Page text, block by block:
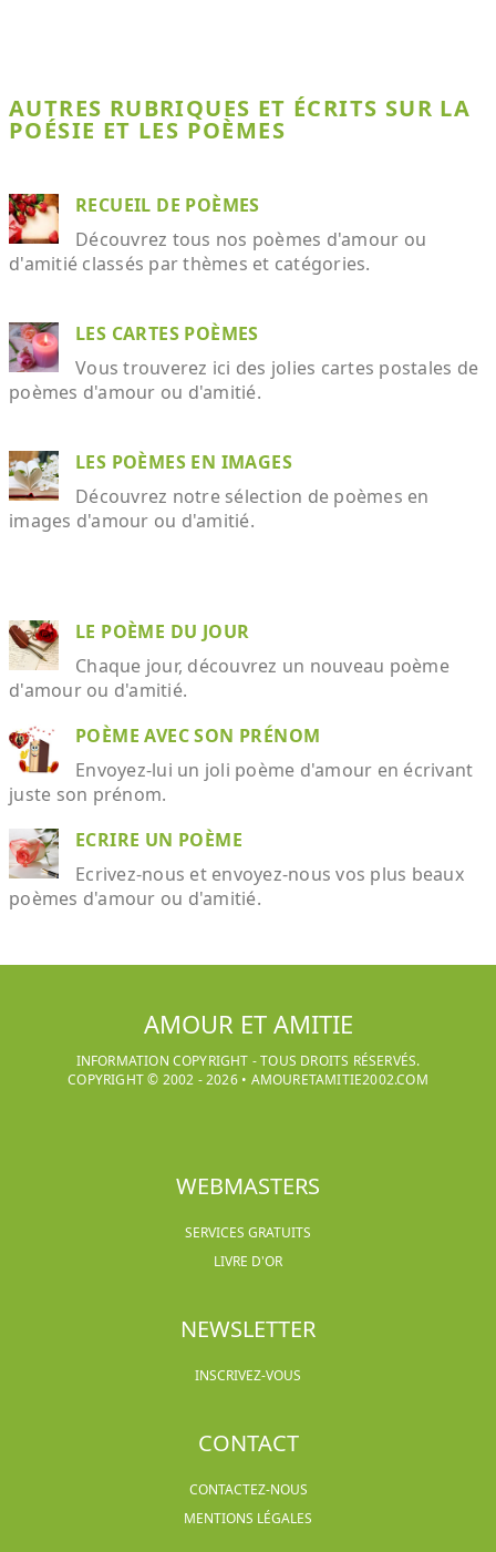
AUTRES RUBRIQUES ET ÉCRITS SUR LA
POÉSIE ET LES POÈMES
RECUEIL DE POÈMES
Découvrez tous nos poèmes d'amour ou
d'amitié classés par thèmes et catégories.
LES CARTES POÈMES
Vous trouverez ici des jolies cartes postales de
poèmes d'amour ou d'amitié.
LES POÈMES EN IMAGES
Découvrez notre sélection de poèmes en
images d'amour ou d'amitié.
LE POÈME DU JOUR
Chaque jour, découvrez un nouveau poème
d'amour ou d'amitié.
POÈME AVEC SON PRÉNOM
Envoyez-lui un joli poème d'amour en écrivant
juste son prénom.
ECRIRE UN POÈME
Ecrivez-nous et envoyez-nous vos plus beaux
poèmes d'amour ou d'amitié.
AMOUR ET AMITIE
INFORMATION COPYRIGHT - TOUS DROITS RÉSERVÉS.
COPYRIGHT © 2002 -2026• AMOURETAMITIE2002.COM
WEBMASTERS
SERVICES GRATUITS
LIVRE D'OR
NEWSLETTER
INSCRIVEZ-VOUS
CONTACT
CONTACTEZ-NOUS
MENTIONS LÉGALES